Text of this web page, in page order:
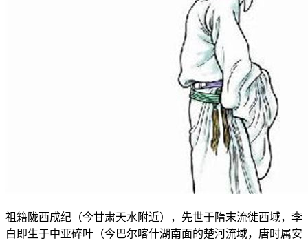
祖籍陇西成纪（今甘肃天水附近），先世于隋末流徙西域，李
白即生于中亚碎叶（今巴尔喀什湖南面的楚河流域，唐时属安